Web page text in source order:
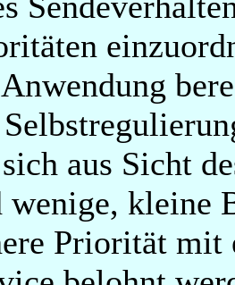
aus Sicht
wenige, kleine
Priorität mit